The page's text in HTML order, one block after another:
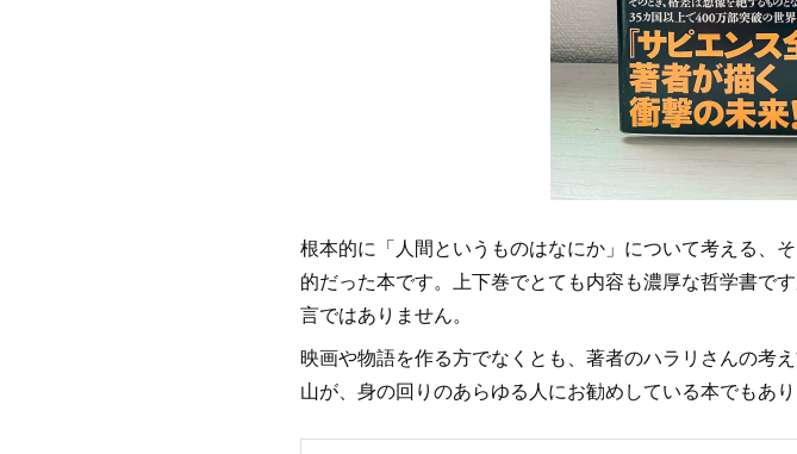
根本的に「人間というものはなにか」について考える、
的だった本です。上下巻でとても内容も濃厚な哲学書で
言ではありません。
映画や物語を作る方でなくとも、著者のハラリさんの考
山が、身の回りのあらゆる人にお勧めしている本でもあり